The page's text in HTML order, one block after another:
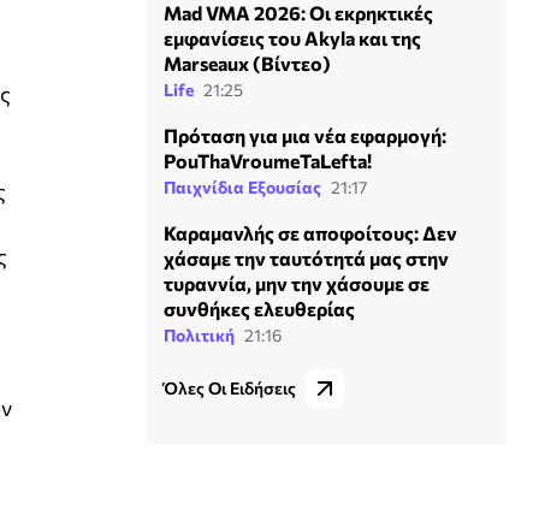
Mad VMA 2026: Οι εκρηκτικές
εμφανίσεις του Akyla και της
Marseaux (Βίντεο)
Life 21:25
Πρόταση για μια νέα εφαρμογή:
PouThaVroumeTaLefta!
Παιχνίδια Εξουσίας 21:17
Καραμανλής σε αποφοίτους: Δεν
χάσαμε την ταυτότητά μας στην
τυραννία, μην την χάσουμε σε
συνθήκες ελευθερίας
Πολιτική 21:16
Όλες Οι Ειδήσεις